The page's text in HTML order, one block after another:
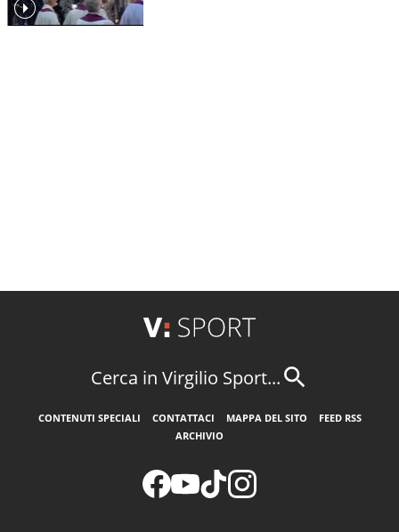
Cerca in Virgilio Sport...
CONTENUTI SPECIALI CONTATTACI MAPPA DEL SITO
FEED RSS
ARCHIVIO